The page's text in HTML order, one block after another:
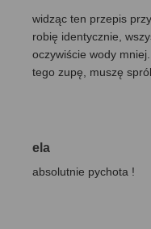
widząc ten przepis
robię identycznie,
oczywiście wody
tego zupę, muszę
ela
absolutnie pychota !